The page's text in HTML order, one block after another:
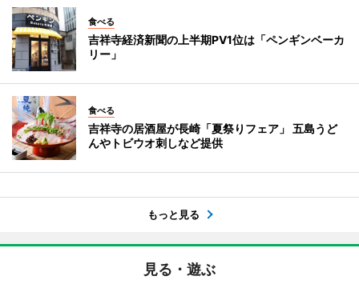
食べる
吉祥寺経済新聞の上半期PV1位は「ペンギンベーカ
リー」
食べる
吉祥寺の居酒屋が長崎「夏祭りフェア」 五島うど
んやトビウオ刺しなど提供
もっと見る
見る・遊ぶ